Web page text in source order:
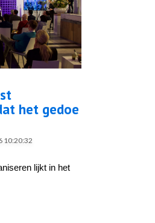
het gedoe
10:20:32
lijkt in het